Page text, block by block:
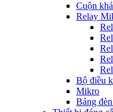
Cuộn
Relay
Bộ điều
Mikro
Bảng